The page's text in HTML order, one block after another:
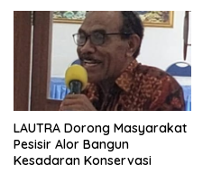
LAUTRA Dorong Masyarakat
Pesisir Alor Bangun
Kesadaran Konservasi